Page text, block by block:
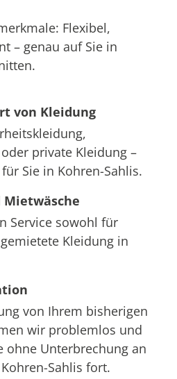
Flexibel,
– genau auf Sie in
von Kleidung
private Kleidung –
Sie in Kohren-Sahlis.
Mietwäsche
Service sowohl für
Kleidung in
von Ihrem bisherigen
wir problemlos und
ohne Unterbrechung an
Sahlis fort.